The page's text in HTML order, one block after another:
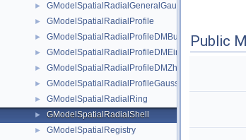
► GModelSpatialRadialGeneralGauss
► GModelSpatialRadialProfile
► GModelSpatialRadialProfileDMBurkert
► GModelSpatialRadialProfileDMEinasto
► GModelSpatialRadialProfileDMZhao
► GModelSpatialRadialProfileGauss
► GModelSpatialRadialRing
► GModelSpatialRadialShell
► GModelSpatialRegistry
Public